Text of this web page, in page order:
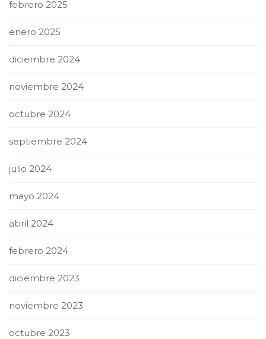
febrero 2025
enero 2025
diciembre 2024
noviembre 2024
octubre 2024
septiembre 2024
julio 2024
mayo 2024
abril 2024
febrero 2024
diciembre 2023
noviembre 2023
octubre 2023